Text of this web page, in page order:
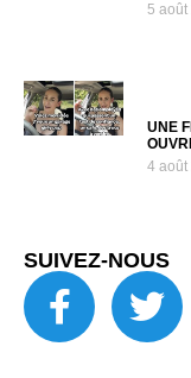
5 août
UNE
4 août
SUIVEZ-NOUS